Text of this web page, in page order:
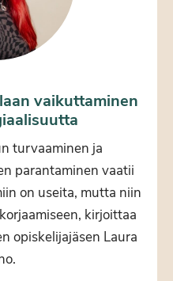
vaikuttaminen
turvaaminen ja
parantaminen vaatii
on useita, mutta niin
kirjoittaa
opiskelijajäsen Laura